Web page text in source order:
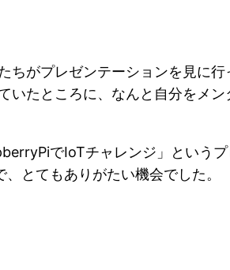
ちがプレゼンテーションを見に
いたところに、なんと自分をメ
でIoTチャレンジ」という
とてもありがたい機会でした。